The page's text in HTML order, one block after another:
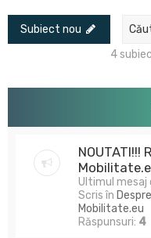
Subiect nou
4
NOUTATI!!!
Ultimul mesaj
Scris în
Mobilitate.eu
Răspunsuri: 4